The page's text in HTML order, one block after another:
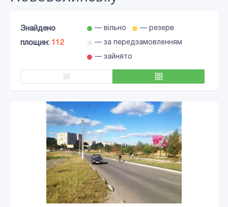
Знайдено
площин: 112
— вільно — резерв
— за передзамовленням
— зайнято